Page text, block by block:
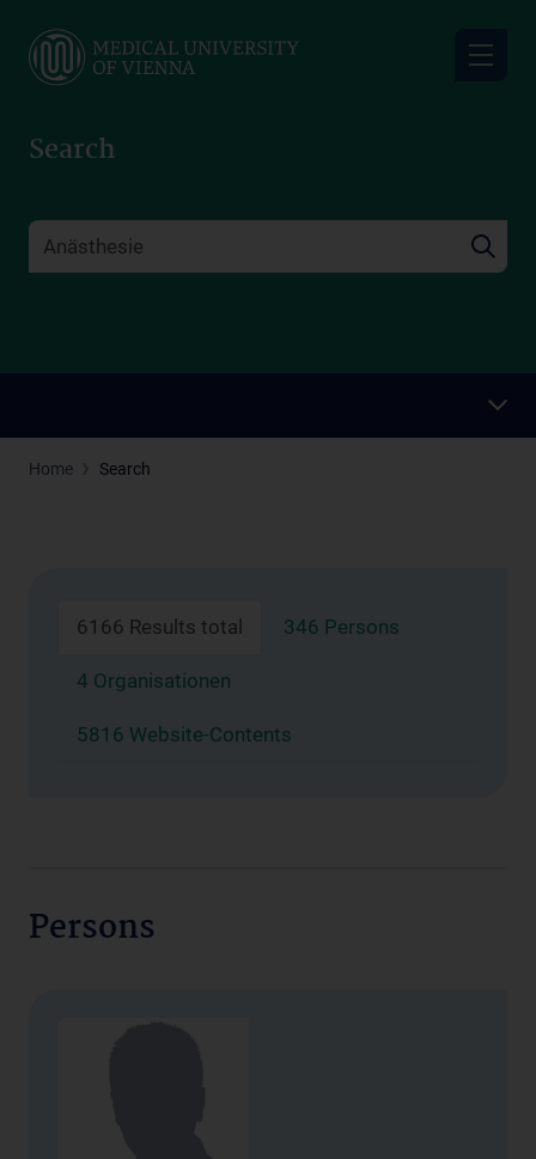
main
Search
Home Search
6166 Results total 346 Persons
4 Organisationen
5816 Website-Contents
Persons